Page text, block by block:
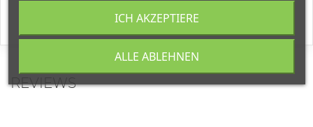
REVIEWS
ALLE ABLEHNEN
ICH AKZEPTIERE